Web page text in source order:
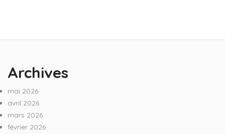
Archives
mai 2026
avril 2026
mars 2026
février 2026